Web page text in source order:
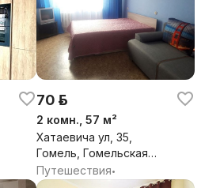
70 р.
2 комн., 57 м²
Хатаевича ул, 35,
Гомель, Гомельская
обл.
Путешествия•